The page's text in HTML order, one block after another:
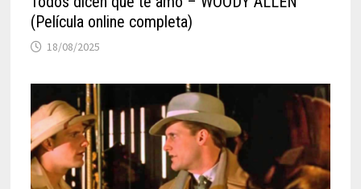
(Película online completa)
18/08/2025